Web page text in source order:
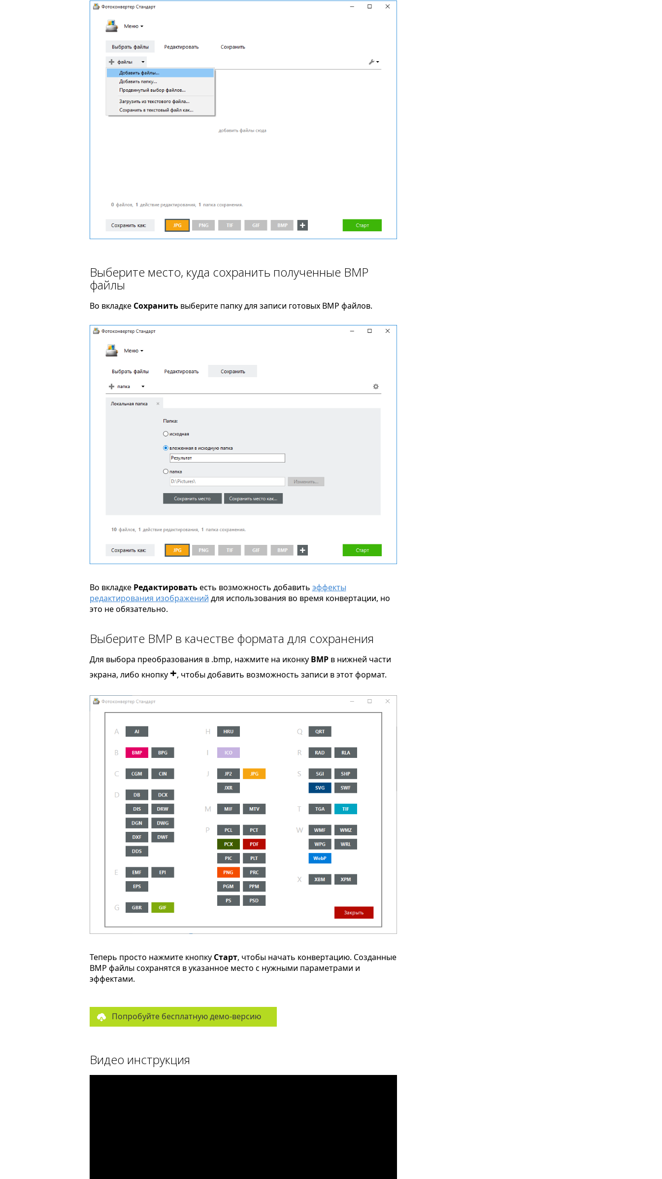
Выберите место, куда сохранить полученные BMP
файлы
Во вкладке Сохранитьвыберите папку для записи готовых BMP файлов.
Во вкладке Редактироватьесть возможность добавить эффекты
редактирования изображений для использования во время конвертации, но
это не обязательно.
Выберите BMP в качестве формата для сохранения
Для выбора преобразования в .bmp, нажмите на иконку BMPв нижней части
экрана, либо кнопку +, чтобы добавить возможность записи в этот формат.
Теперь просто нажмите кнопку Старт, чтобы начать конвертацию. Созданные
BMP файлы сохранятся в указанное место с нужными параметрами и
эффектами.
Попробуйте бесплатную демо-версию
Видео инструкция